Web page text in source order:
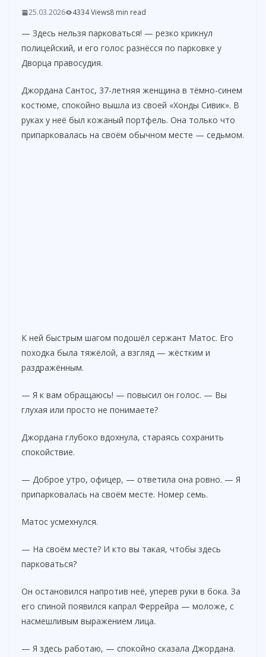
25.03.2026 4334 Views8 min read
— Здесь нельзя парковаться! — резко крикнул
полицейский, и его голос разнёсся по парковке у
Дворца правосудия.
Джордана Сантос, 37-летняя женщина в тёмно-синем
костюме, спокойно вышла из своей «Хонды Сивик». В
руках у неё был кожаный портфель. Она только что
припарковалась на своём обычном месте — седьмом.
К ней быстрым шагом подошёл сержант Матос. Его
походка была тяжёлой, а взгляд — жёстким и
раздражённым.
— Я к вам обращаюсь! — повысил он голос. — Вы
глухая или просто не понимаете?
Джордана глубоко вдохнула, стараясь сохранить
спокойствие.
— Доброе утро, офицер, — ответила она ровно. — Я
припарковалась на своём месте. Номер семь.
Матос усмехнулся.
— На своём месте? И кто вы такая, чтобы здесь
парковаться?
Он остановился напротив неё, уперев руки в бока. За
его спиной появился капрал Феррейра — моложе, с
насмешливым выражением лица.
— Я здесь работаю, — спокойно сказала Джордана.